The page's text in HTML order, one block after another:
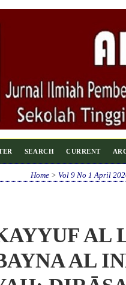
SEARCH CURRENT
Home> Vol 9 No 1 April
AL
AL